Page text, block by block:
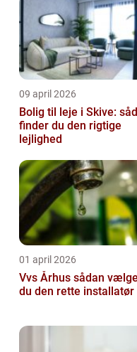
09 april 2026
Bolig til leje i Skive:
finder du den rigtige
lejlighed
01 april 2026
Vvs Århus sådan vælger
du den rette installatør